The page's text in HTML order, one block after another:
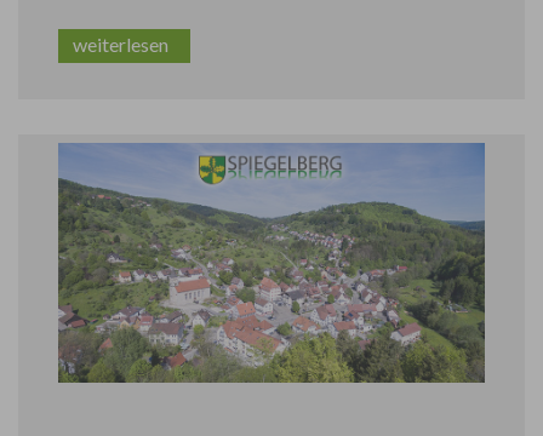
weiterlesen
STRASSENSPERRUNG